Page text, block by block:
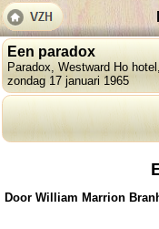
Een paradox
Paradox, Westward Ho
zondag 17 januari 1965
Door William Marrion